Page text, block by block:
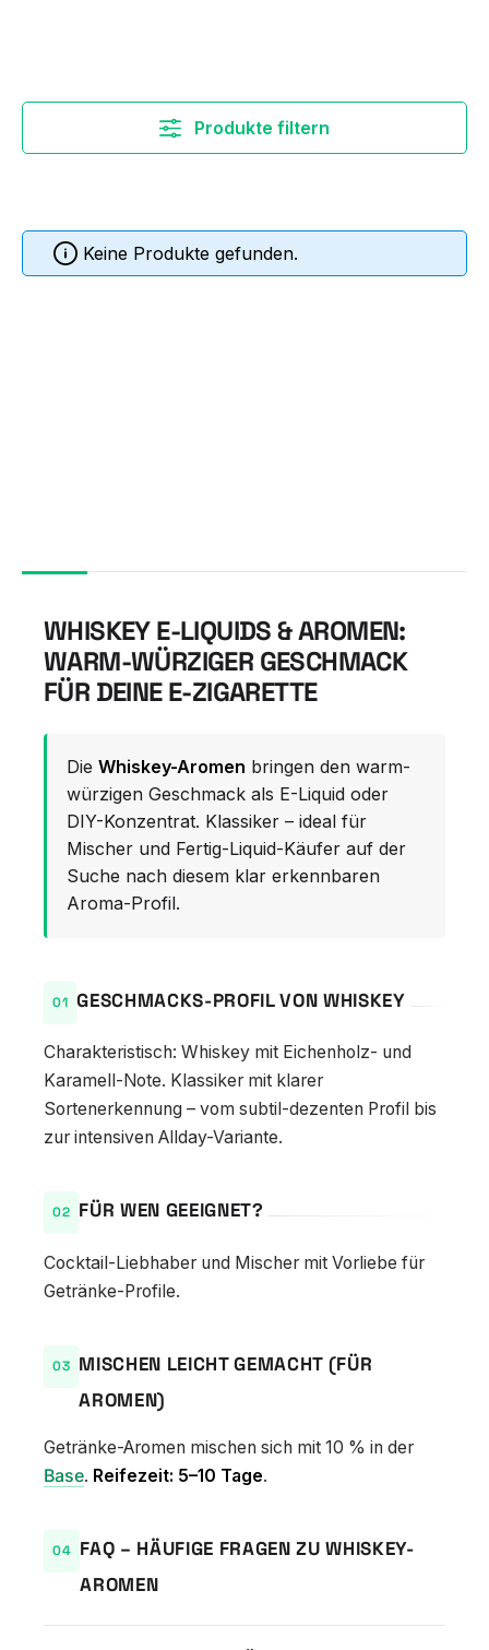
Produkte filtern
Keine Produkte gefunden.
WHISKEY E-LIQUIDS & AROMEN:
WARM-WÜRZIGER GESCHMACK
FÜR DEINE E-ZIGARETTE
Die Whiskey-Aromen bringen den warm-
würzigen Geschmack als E-Liquid oder
DIY-Konzentrat. Klassiker – ideal für
Mischer und Fertig-Liquid-Käufer auf der
Suche nach diesem klar erkennbaren
Aroma-Profil.
GESCHMACKS-PROFIL VON WHISKEY
Charakteristisch: Whiskey mit Eichenholz- und
Karamell-Note. Klassiker mit klarer
Sortenerkennung – vom subtil-dezenten Profil bis
zur intensiven Allday-Variante.
FÜR WEN GEEIGNET?
Cocktail-Liebhaber und Mischer mit Vorliebe für
Getränke-Profile.
MISCHEN LEICHT GEMACHT (FÜR
AROMEN)
Getränke-Aromen mischen sich mit 10 % in der
Base. Reifezeit: 5–10 Tage.
FAQ – HÄUFIGE FRAGEN ZU WHISKEY-
AROMEN